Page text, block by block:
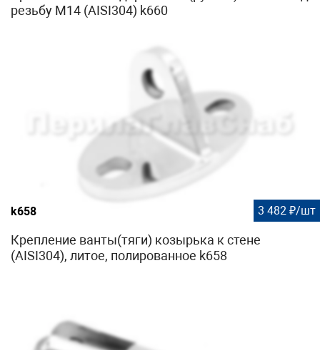
резьбу М14 (AISI304) k660
k658 3 482 ₽/шт
Крепление ванты(тяги) козырька к стене
(AISI304), литое, полированное k658